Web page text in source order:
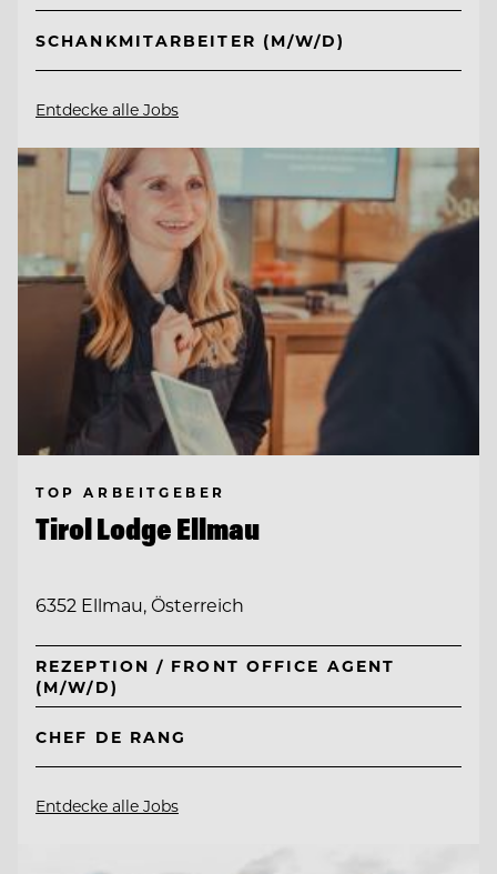
SCHANKMITARBEITER (M/W/D)
Entdecke alle Jobs
TOP ARBEITGEBER
Tirol Lodge Ellmau
6352 Ellmau, Österreich
REZEPTION / FRONT OFFICE AGENT
(M/W/D)
CHEF DE RANG
Entdecke alle Jobs